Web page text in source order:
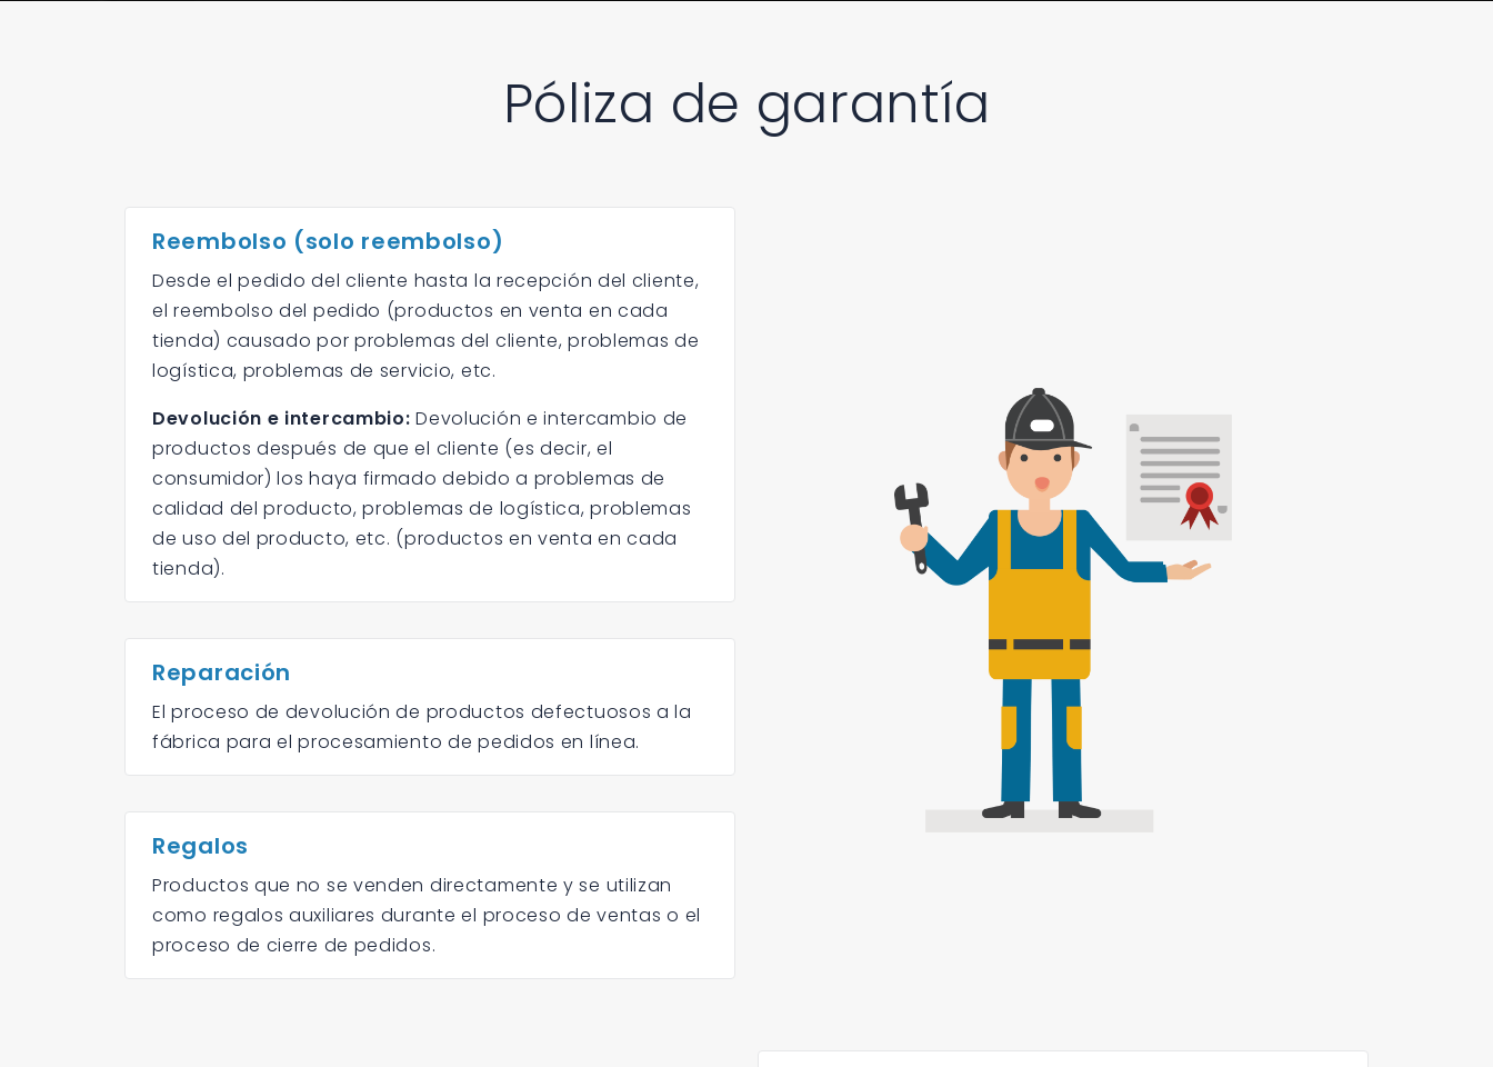
Póliza de garantía
Reembolso (solo reembolso)
Desde el pedido del cliente hasta la recepción del cliente,
el reembolso del pedido (productos en venta en cada
tienda) causado por problemas del cliente, problemas de
logística, problemas de servicio, etc.
Devolución e intercambio: Devolución e intercambio de
productos después de que el cliente (es decir, el
consumidor) los haya firmado debido a problemas de
calidad del producto, problemas de logística, problemas
de uso del producto, etc. (productos en venta en cada
tienda).
Reparación
El proceso de devolución de productos defectuosos a la
fábrica para el procesamiento de pedidos en línea.
Regalos
Productos que no se venden directamente y se utilizan
como regalos auxiliares durante el proceso de ventas o el
proceso de cierre de pedidos.